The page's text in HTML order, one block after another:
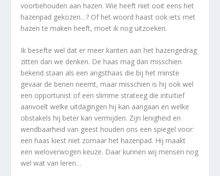
voorbehouden aan hazen. Wie heeft niet ooit eens het
hazenpad gekozen…? Of het woord haast ook iets met
hazen te maken heeft, moet ik nog uitzoeken.
Ik besefte wel dat er meer kanten aan het hazengedrag
zitten dan we denken. De haas mag dan misschien
bekend staan als een angsthaas die bij het minste
gevaar de benen neemt, maar misschien is hij ook wel
een opportunist of een slimme strateeg die intuïtief
aanvoelt welke uitdagingen hij kan aangaan en welke
obstakels hij beter kan vermijden. Zijn lenigheid en
wendbaarheid van geest houden ons een spiegel voor:
een haas kiest niet zomaar het hazenpad. Hij maakt
een weloverwogen keuze. Daar kunnen wij mensen nog
wel wat van leren…